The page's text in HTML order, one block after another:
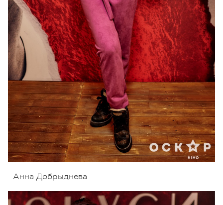
Анна Добрыднева